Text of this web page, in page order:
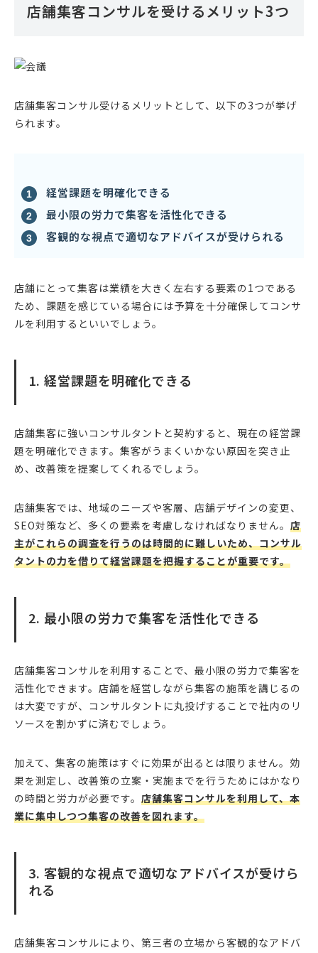
店舗集客コンサルを受けるメリット3つ
店舗集客コンサル受けるメリットとして、以下の3つが挙げ
られます。
経営課題を明確化できる
最小限の労力で集客を活性化できる
客観的な視点で適切なアドバイスが受けられる
店舗にとって集客は業績を大きく左右する要素の1つである
ため、課題を感じている場合には予算を十分確保してコンサ
ルを利用するといいでしょう。
1. 経営課題を明確化できる
店舗集客に強いコンサルタントと契約すると、現在の経営課
題を明確化できます。集客がうまくいかない原因を突き止
め、改善策を提案してくれるでしょう。
店舗集客では、地域のニーズや客層、店舗デザインの変更、
SEO対策など、多くの要素を考慮しなければなりません。 店
主がこれらの調査を行うのは時間的に難しいため、コンサル
タントの力を借りて経営課題を把握することが重要です。
2. 最小限の労力で集客を活性化できる
店舗集客コンサルを利用することで、最小限の労力で集客を
活性化できます。店舗を経営しながら集客の施策を講じるの
は大変ですが、コンサルタントに丸投げすることで社内のリ
ソースを割かずに済むでしょう。
加えて、集客の施策はすぐに効果が出るとは限りません。効
果を測定し、改善策の立案・実施までを行うためにはかなり
の時間と労力が必要です。 店舗集客コンサルを利用して、本
業に集中しつつ集客の改善を図れます。
3. 客観的な視点で適切なアドバイスが受けら
れる
店舗集客コンサルにより、第三者の立場から客観的なアドバ